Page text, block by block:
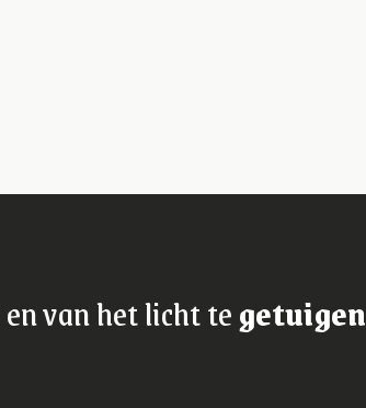
en van het licht tegetuigen